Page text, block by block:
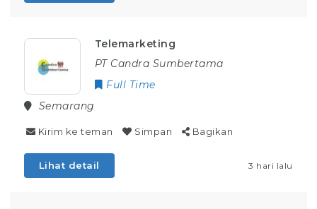
Telemarketing
PT Candra Sumbertama
Full Time
Semarang
Kirim ke teman Simpan Bagikan
Lihat detail 3 hari lalu